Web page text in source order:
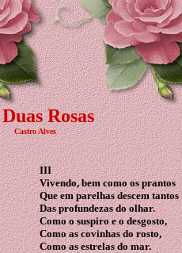
Rosas
Castro Alves
III
Vivendo, bem como os prantos
Que em parelhas descem tantos
Das profundezas do olhar.
Como o suspiro e o desgosto,
Como as covinhas do rosto,
Como as estrelas do mar.